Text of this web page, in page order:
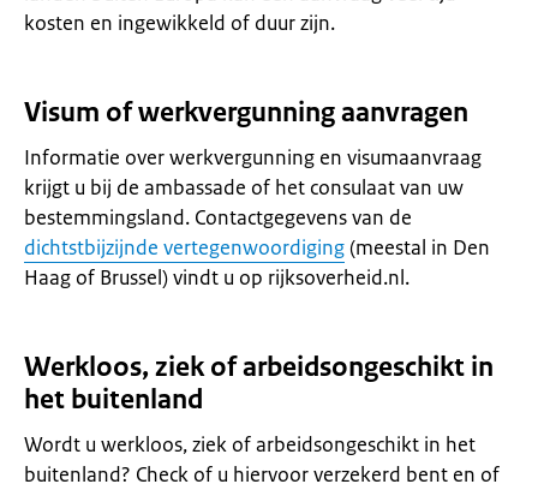
kosten en ingewikkeld of duur zijn.
Visum of werkvergunning aanvragen
Informatie over werkvergunning en visumaanvraag
krijgt u bij de ambassade of het consulaat van uw
bestemmingsland. Contactgegevens van de
dichtstbijzijnde vertegenwoordiging(meestal in Den
Haag of Brussel) vindt u op rijksoverheid.nl.
Werkloos, ziek of arbeidsongeschikt in
het buitenland
Wordt u werkloos, ziek of arbeidsongeschikt in het
buitenland? Check of u hiervoor verzekerd bent en of